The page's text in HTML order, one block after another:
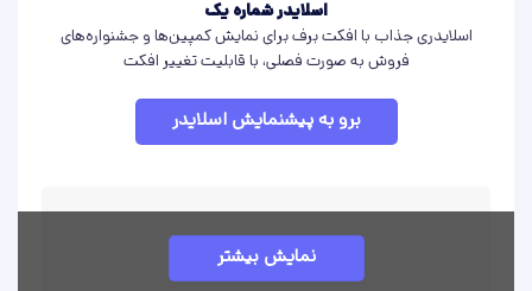
اسلایدر شماره یک
اسلایدری جذاب با افکت برف برای نمایش کمپین‌ها و جشنواره‌های
فروش به صورت فصلی، با قابلیت تغییر افکت
برو به پیشنمایش اسلایدر
نمایش بیشتر